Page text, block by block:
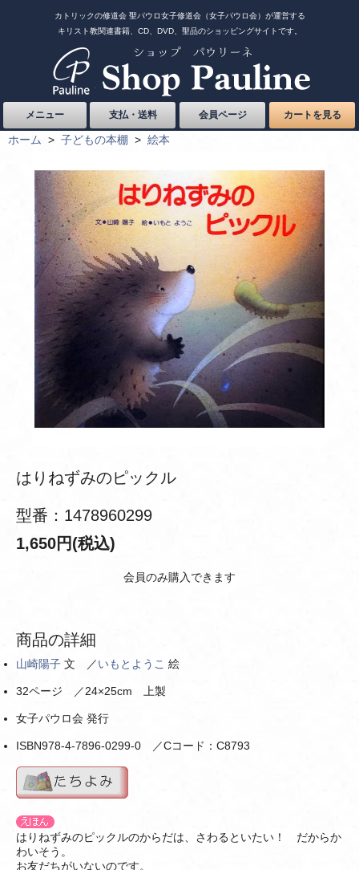
カトリックの修道会 聖パウロ女子修道会（女子パウロ会）が運営する
キリスト教関連書籍、CD、DVD、聖品のショッピングサイトです。
メニュー 支払・送料 会員ページ カートを見る
ホーム > 子どもの本棚 > 絵本
はりねずみのピックル
型番：1478960299
1,650円(税込)
会員のみ購入できます
商品の詳細
山崎陽子 文 ／いもとようこ 絵
32ページ ／24×25cm 上製
女子パウロ会 発行
ISBN978-4-7896-0299-0 ／Cコード：C8793
はりねずみのピックルのからだは、さわるといたい！ だからか
わいそう。
お友だちがいないのです。